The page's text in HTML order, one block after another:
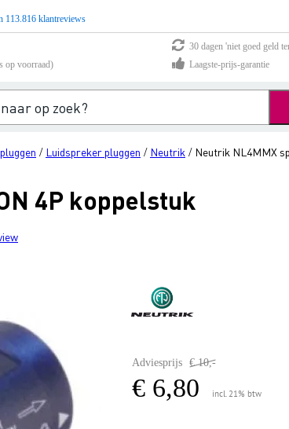
113.816 klantreviews
30 dagen 'niet goed geld
op voorraad)
Laagste-prijs-garantie
/ Luidspreker pluggen / Neutrik / Neutrik NL4MMX
4P koppelstuk
Adviesprijs € 10,-
€ 6,80 incl. 21% btw